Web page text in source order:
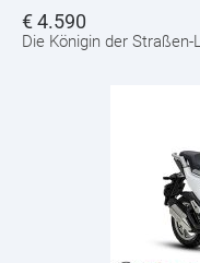
€4.590
Die Königin der